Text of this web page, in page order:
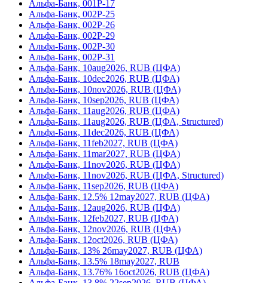
Альфа-Банк, 001Р-17
Альфа-Банк, 002Р-25
Альфа-Банк, 002Р-26
Альфа-Банк, 002Р-29
Альфа-Банк, 002Р-30
Альфа-Банк, 002Р-31
Альфа-Банк, 10aug2026, RUB (ЦФА)
Альфа-Банк, 10dec2026, RUB (ЦФА)
Альфа-Банк, 10nov2026, RUB (ЦФА)
Альфа-Банк, 10sep2026, RUB (ЦФА)
Альфа-Банк, 11aug2026, RUB (ЦФА)
Альфа-Банк, 11aug2026, RUB (ЦФА, Structured)
Альфа-Банк, 11dec2026, RUB (ЦФА)
Альфа-Банк, 11feb2027, RUB (ЦФА)
Альфа-Банк, 11mar2027, RUB (ЦФА)
Альфа-Банк, 11nov2026, RUB (ЦФА)
Альфа-Банк, 11nov2026, RUB (ЦФА, Structured)
Альфа-Банк, 11sep2026, RUB (ЦФА)
Альфа-Банк, 12.5% 12may2027, RUB (ЦФА)
Альфа-Банк, 12aug2026, RUB (ЦФА)
Альфа-Банк, 12feb2027, RUB (ЦФА)
Альфа-Банк, 12nov2026, RUB (ЦФА)
Альфа-Банк, 12oct2026, RUB (ЦФА)
Альфа-Банк, 13% 26may2027, RUB (ЦФА)
Альфа-Банк, 13.5% 18may2027, RUB
Альфа-Банк, 13.76% 16oct2026, RUB (ЦФА)